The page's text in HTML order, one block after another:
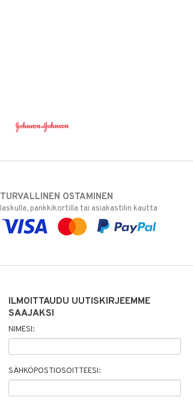
TURVALLINEN OSTAMINEN
laskulla, pankkikortilla tai asiakastilin kautta
ILMOITTAUDU UUTISKIRJEEMME
SAAJAKSI
NIMESI:
SÄHKÖPOSTIOSOITTEESI: